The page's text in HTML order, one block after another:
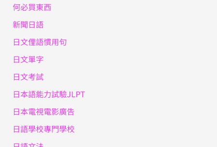
何必買東西
新聞日語
日文俚語慣用句
日文單字
日文考試
日本語能力試驗JLPT
日本電視電影廣告
日語學校專門學校